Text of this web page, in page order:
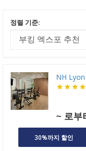
정렬 기준:
NH
~ 로부
30%까지 할인